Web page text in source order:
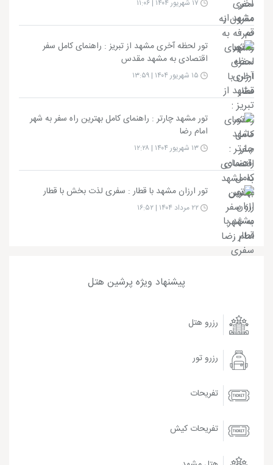
تور لحظه آخری مشهد از تبریز : راهنمای کامل سفر
اقتصادی به مشهد مقدس
تور مشهد چارتر : راهنمای کامل بهترین راه سفر به شهر
امام رضا
تور ارزان مشهد با قطار : سفری لذت بخش با قطار
پیشنهاد ویژه پرشین هتل
رزرو هتل
رزرو تور
تفریحات
تفریحات کیش